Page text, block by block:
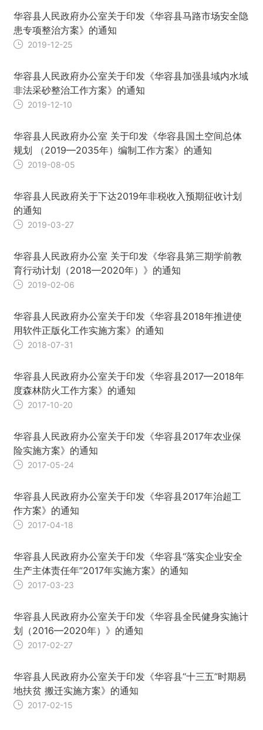
华容县人民政府办公室关于印发《华容县马路市场安全隐
患专项整治方案》的通知
2019-12-25
华容县人民政府办公室关于印发《华容县加强县域内水域
非法采砂整治工作方案》的通知
2019-12-10
华容县人民政府办公室 关于印发《华容县国土空间总体
规划 （2019—2035年）编制工作方案》的通知
2019-08-05
华容县人民政府关于下达2019年非税收入预期征收计划
的通知
2019-03-27
华容县人民政府办公室 关于印发《华容县第三期学前教
育行动计划（2018—2020年）》的通知
2019-02-06
华容县人民政府办公室关于印发《华容县2018年推进使
用软件正版化工作实施方案》的通知
2018-07-31
华容县人民政府办公室关于印发《华容县2017—2018年
度森林防火工作方案》的通知
2017-10-20
华容县人民政府办公室关于印发《华容县2017年农业保
险实施方案》的通知
2017-05-24
华容县人民政府办公室关于印发《华容县2017年治超工
作方案》的通知
2017-04-18
华容县人民政府办公室关于印发《华容县“落实企业安全
生产主体责任年”2017年实施方案》的通知
2017-03-23
华容县人民政府办公室关于印发《华容县全民健身实施计
划（2016—2020年）》的通知
2017-02-27
华容县人民政府办公室关于印发《华容县“十三五”时期易
地扶贫 搬迁实施方案》的通知
2017-02-15